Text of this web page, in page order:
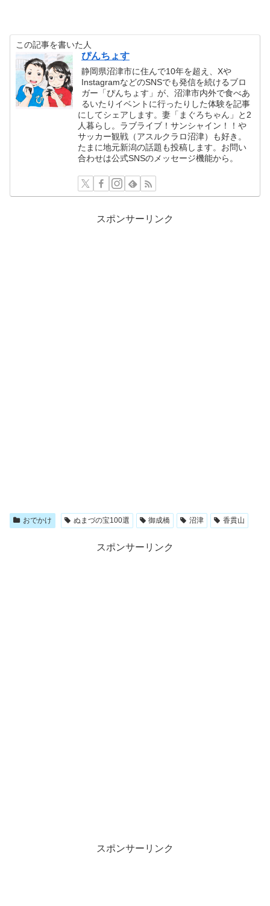
この記事を書いた人
ぴんちょす
静岡県沼津市に住んで10年を超え、Xや
InstagramなどのSNSでも発信を続けるブロ
ガー「ぴんちょす」が、沼津市内外で食べあ
るいたりイベントに行ったりした体験を記事
にしてシェアします。妻「まぐろちゃん」と2
人暮らし。ラブライブ！サンシャイン！！や
サッカー観戦（アスルクラロ沼津）も好き。
たまに地元新潟の話題も投稿します。お問い
合わせは公式SNSのメッセージ機能から。
スポンサーリンク
おでかけ ぬまづの宝100選 御成橋 沼津 香貫山
スポンサーリンク
スポンサーリンク